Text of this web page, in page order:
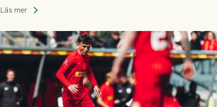
kvalet till Conference League! Avspark kl 19.00 på torsdag
Läs mer